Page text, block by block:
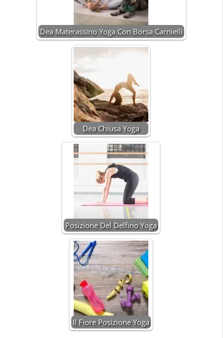
Dea Materassino Yoga Con Borsa Carnielli
Dea Chiusa Yoga
Posizione Del Delfino Yoga
Il Fiore Posizione Yoga